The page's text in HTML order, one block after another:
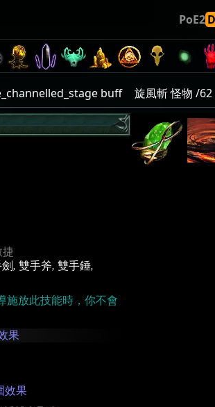
PoE2
buff 旋風斬 怪物 /62
, 雙手斧, 雙手錘,
施放此技能時，你不會
果
效果